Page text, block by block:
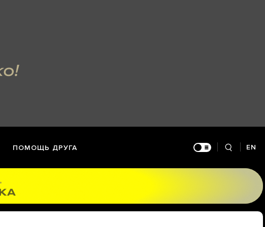
ПОМОЩЬ ДРУГА EN